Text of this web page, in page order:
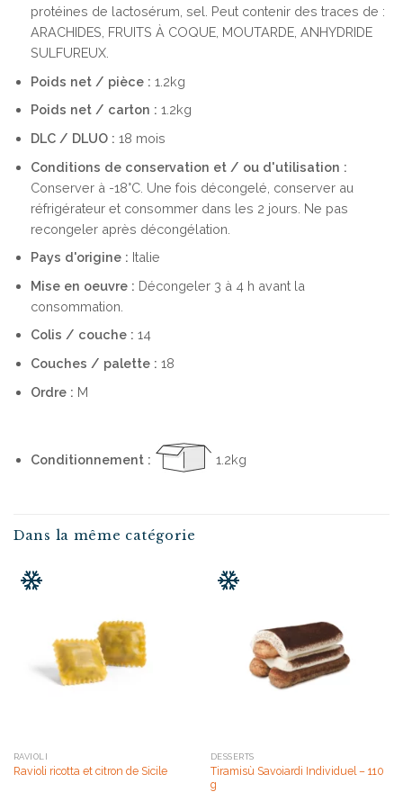
protéines de lactosérum, sel. Peut contenir des traces de :
ARACHIDES, FRUITS À COQUE, MOUTARDE, ANHYDRIDE
SULFUREUX.
Poids net / pièce : 1.2kg
Poids net / carton : 1.2kg
DLC / DLUO : 18 mois
Conditions de conservation et / ou d'utilisation :
Conserver à -18°C. Une fois décongelé, conserver au
réfrigérateur et consommer dans les 2 jours. Ne pas
recongeler après décongélation.
Pays d'origine : Italie
Mise en oeuvre : Décongeler 3 à 4 h avant la
consommation.
Colis / couche : 14
Couches / palette : 18
Ordre : M
Conditionnement : 1.2kg
Dans la même catégorie
RAVIOLI
Ravioli ricotta et citron de Sicile
DESSERTS
Tiramisù Savoiardi Individuel – 110
g